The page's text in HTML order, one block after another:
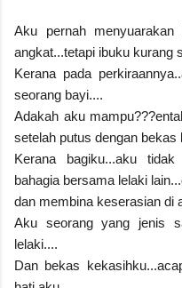
Aku pernah
angkat...tetapi ibuku kurang
Kerana pada
seorang bayi....
Adakah aku
setelah putus dengan bekas
Kerana bagiku...aku
bahagia bersama lelaki
dan membina keserasian di
Aku seorang yang jenis
lelaki....
Dan bekas